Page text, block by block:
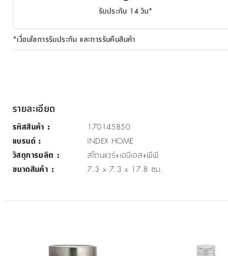
รับประกัน 14 วัน*
*เงื่อนไขการรับประกัน และการรับคืนสินค้า
รายละเอียด
รหัสสินค้า :
170145850
แบรนด์:
INDEX HOME
วัสดุการผลิต :
สโตนแวร์+เอบีเอส+พีพี
ขนาดสินค้า : 7.3 x 7.3 x 17.8 ซม.